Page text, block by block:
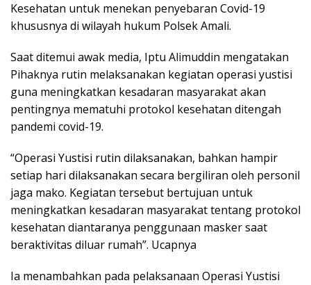
Kesehatan untuk menekan penyebaran Covid-19
khususnya di wilayah hukum Polsek Amali.
Saat ditemui awak media, Iptu Alimuddin mengatakan
Pihaknya rutin melaksanakan kegiatan operasi yustisi
guna meningkatkan kesadaran masyarakat akan
pentingnya mematuhi protokol kesehatan ditengah
pandemi covid-19.
“Operasi Yustisi rutin dilaksanakan, bahkan hampir
setiap hari dilaksanakan secara bergiliran oleh personil
jaga mako. Kegiatan tersebut bertujuan untuk
meningkatkan kesadaran masyarakat tentang protokol
kesehatan diantaranya penggunaan masker saat
beraktivitas diluar rumah”. Ucapnya
Ia menambahkan pada pelaksanaan Operasi Yustisi